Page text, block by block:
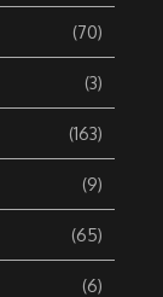
(70)
(3)
(163)
(9)
(65)
(6)